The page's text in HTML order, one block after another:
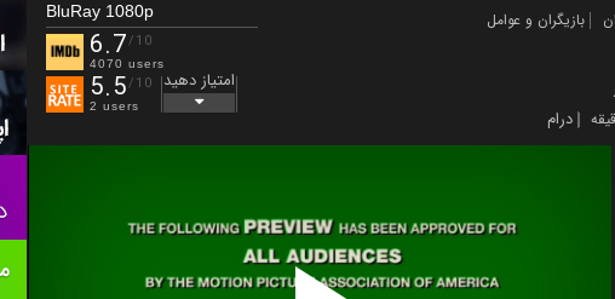
بازیگران و عوامل
درام
BluRay 1080p
6.7/10
4070 users
5.5/10
2 users
امتیاز دهید